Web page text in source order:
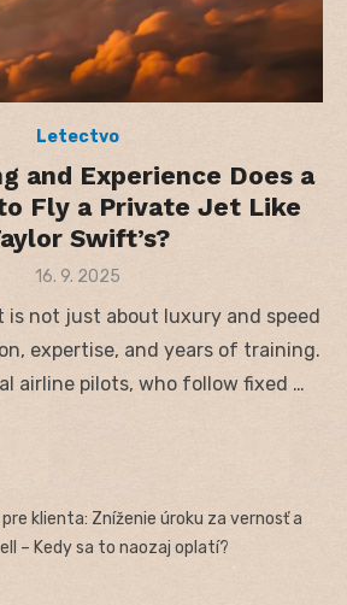
Letectvo
and Experience Does a
Fly a Private Jet Like
Swift’s?
Posted
16. 9. 2025
is not just about luxury and speed
expertise, and years of training.
airline pilots, who follow fixed …
klienta: Zníženie úroku za vernosť a
– Kedy sa to naozaj oplatí?